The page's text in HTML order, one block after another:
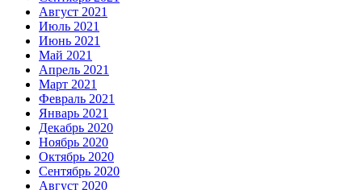
Август 2021
Июль 2021
Июнь 2021
Май 2021
Апрель 2021
Март 2021
Февраль 2021
Январь 2021
Декабрь 2020
Ноябрь 2020
Октябрь 2020
Сентябрь 2020
Август 2020